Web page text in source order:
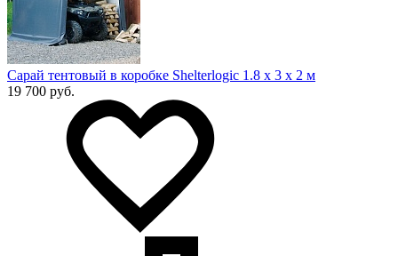
Сарай тентовый в коробке Shelterlogic 1.8 х 3 х 2 м
19 700 руб.